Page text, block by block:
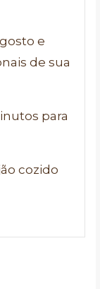
e
de sua
para
cozido